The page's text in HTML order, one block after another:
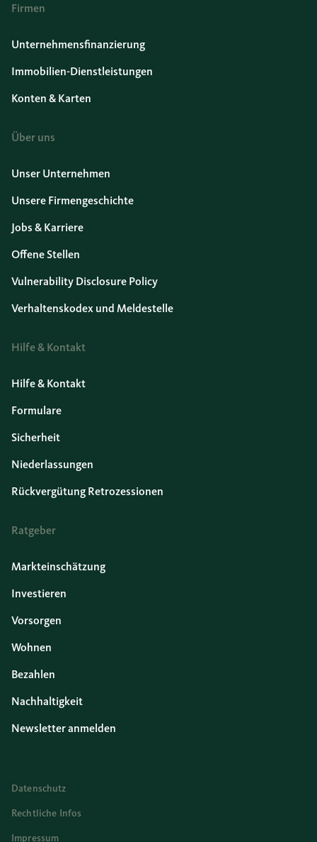
Firmen
Unternehmensfinanzierung
Immobilien-Dienstleistungen
Konten & Karten
Über uns
Unser Unternehmen
Unsere Firmengeschichte
Jobs & Karriere
Offene Stellen
Vulnerability Disclosure Policy
Verhaltenskodex und Meldestelle
Hilfe & Kontakt
Hilfe & Kontakt
Formulare
Sicherheit
Niederlassungen
Rückvergütung Retrozessionen
Ratgeber
Markteinschätzung
Investieren
Vorsorgen
Wohnen
Bezahlen
Nachhaltigkeit
Newsletter anmelden
Datenschutz
Rechtliche Infos
Impressum